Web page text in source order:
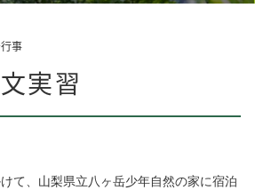
事
実習
て、山梨県立八ヶ岳少年自然の家に宿泊